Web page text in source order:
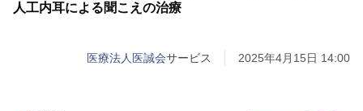
人工内耳による聞こえの治療
医療法人医誠会サービス 2025年4月15日 14:00